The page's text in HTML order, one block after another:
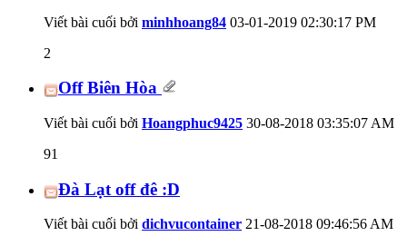
Viết bài cuối bởi minhhoang84 03-01-2019 02:30:17 PM
2
Off Biên Hòa
Viết bài cuối bởi Hoangphuc9425 30-08-2018 03:35:07 AM
91
Đà Lạt off đê :D
Viết bài cuối bởi dichvucontainer 21-08-2018 09:46:56 AM